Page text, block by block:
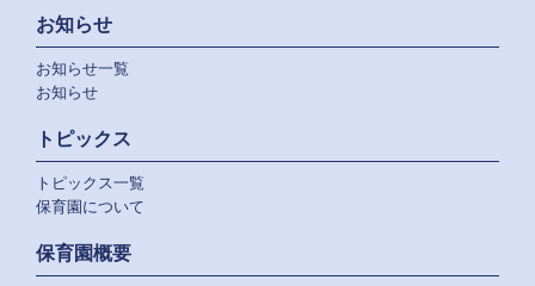
お知らせ
お知らせ一覧
お知らせ
トピックス
トピックス一覧
保育園について
保育園概要